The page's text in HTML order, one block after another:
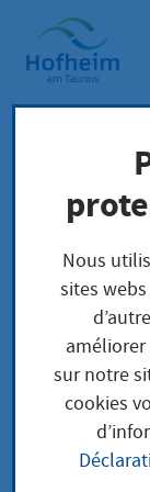
Accueil"
Page d'accueil
Nous
sites
sur notre
cookies